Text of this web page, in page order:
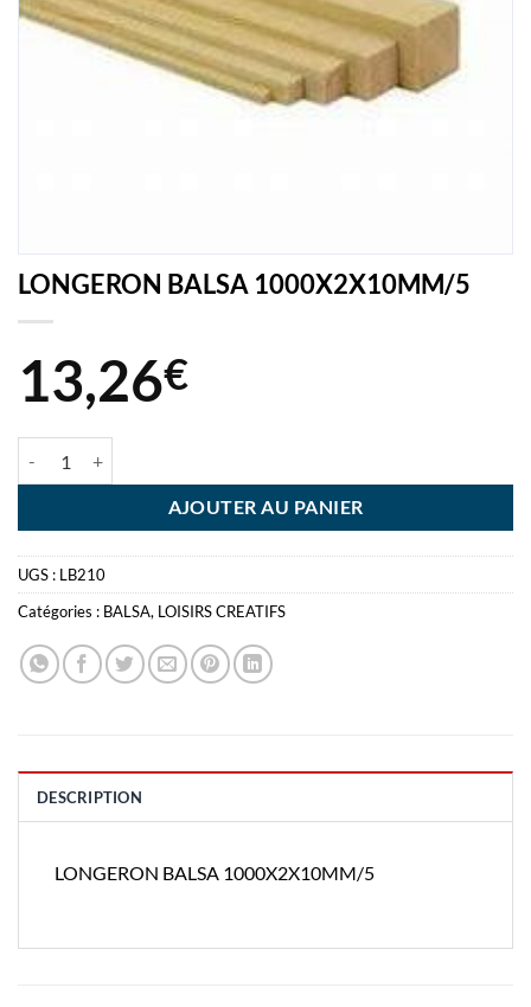
LONGERON BALSA 1000X2X10MM/5
13,26€
AJOUTER AU PANIER
UGS : LB210
Catégories : BALSA, LOISIRS CREATIFS
DESCRIPTION
LONGERON BALSA 1000X2X10MM/5